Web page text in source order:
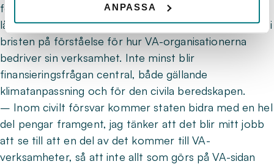
ANPASSA
förändrat klimat tar tid och resurser, därför blir
långsiktighet ett måste. Generellt ser Ulf problematik i
bristen på förståelse för hur VA-organisationerna
bedriver sin verksamhet. Inte minst blir
finansieringsfrågan central, både gällande
klimatanpassning och för den civila beredskapen.
– Inom civilt försvar kommer staten bidra med en hel
del pengar framgent, jag tänker att det blir mitt jobb
att se till att en del av det kommer till VA-
verksamheter, så att inte allt som görs på VA-sidan